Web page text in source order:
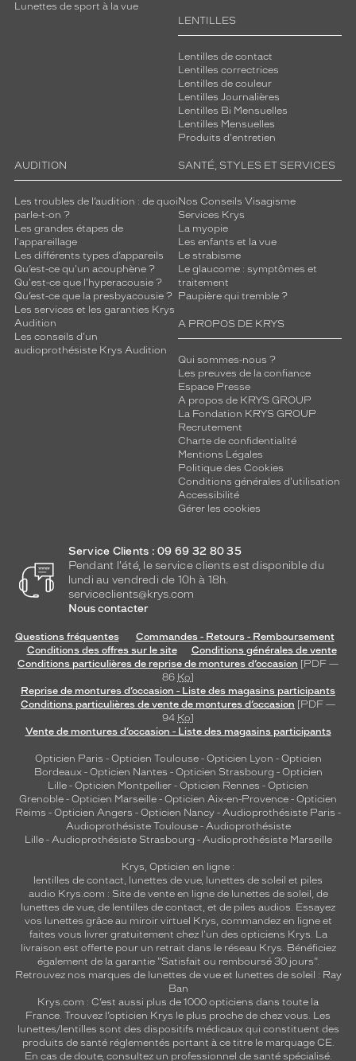
Lunettes de sport à la vue
LENTILLES
Lentilles de contact
Lentilles correctrices
Lentilles de couleur
Lentilles Journalières
Lentilles Bi Mensuelles
Lentilles Mensuelles
Produits d'entretien
AUDITION
Les troubles de l’audition : de quoi
parle-t-on ?
Les grandes étapes de
l'appareillage
Les différents types d’appareils
Qu’est-ce qu'un acouphène ?
Qu'est-ce que l'hyperacousie ?
Qu’est-ce que la presbyacousie ?
Les services et les garanties Krys
Audition
Les conseils d'un
audioprothésiste Krys Audition
SANTÉ, STYLES ET SERVICES
Nos Conseils Visagisme
Services Krys
La myopie
Les enfants et la vue
Le strabisme
Le glaucome : symptômes et
traitement
Paupière qui tremble ?
A PROPOS DE KRYS
Qui sommes-nous ?
Les preuves de la confiance
Espace Presse
A propos de KRYS GROUP
La Fondation KRYS GROUP
Recrutement
Charte de confidentialité
Mentions Légales
Politique des Cookies
Conditions générales d'utilisation
Accessibilité
Gérer les cookies
Service Clients : 09 69 32 80 35
Pendant l'été, le service clients est disponible du
lundi au vendredi de 10h à 18h.
serviceclients@krys.com
Nous contacter
Questions fréquentes
Commandes - Retours - Remboursement
Conditions des offres sur le site
Conditions générales de vente
Conditions particulières de reprise de montures d’occasion [PDF —
86 Ko]
Reprise de montures d’occasion - Liste des magasins participants
Conditions particulières de vente de montures d’occasion [PDF —
94 Ko]
Vente de montures d’occasion - Liste des magasins participants
Opticien Paris - Opticien Toulouse- Opticien Lyon - Opticien
Bordeaux- Opticien Nantes - Opticien Strasbourg - Opticien
Lille - Opticien Montpellier - Opticien Rennes - Opticien
Grenoble - Opticien Marseille - Opticien Aix-en-Provence - Opticien
Reims - Opticien Angers - Opticien Nancy - Audioprothésiste Paris -
Audioprothésiste Toulouse- Audioprothésiste
Lille- Audioprothésiste Strasbourg - Audioprothésiste Marseille
Krys, Opticien en ligne :
lentilles de contact, lunettes de vue, lunettes de soleil et piles
audio Krys.com : Site de vente en ligne de lunettes de soleil, de
lunettes de vue, de lentilles de contact, et de piles audios. Essayez
vos lunettes grâce au miroir virtuel Krys, commandez en ligne et
faites vous livrer gratuitement chez l'un des opticiens Krys. La
livraison est offerte pour un retrait dans le réseau Krys. Bénéficiez
également de la garantie "Satisfait ou remboursé 30 jours".
Retrouvez nos marques de lunettes de vue et lunettes de soleil : Ray
Ban
Krys.com : C’est aussi plus de 1000 opticiens dans toute la
France. Trouvez l’opticien Krys le plus proche de chez vous. Les
lunettes/lentilles sont des dispositifs médicaux qui constituent des
produits de santé réglementés portant à ce titre le marquage CE.
En cas de doute, consultez un professionnel de santé spécialisé.